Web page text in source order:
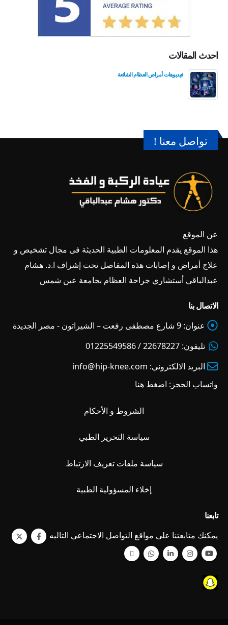
احدث المقالات
فيديوهات أمراض العظام الشائعة
تواصل معنا !
عن الموقع
هذا الموقع يقدم المعلومات الطبية الحديثة فى مجال تشخيص و
علاج أمراض و إصابات هذه المفاصل تحت إشراف ا.د. هشام
عبدالباقي أستشاري جراحة العظام بجامعة عين شمس
الاتصال بنا
عنوان: 9 شارع مصطفى رفعت – الشيراتون - مصر الجديدة
تليفون: 22678227 / 01225549586
البريد الالكتروني: info@hip-knee.com
واتساب الحجز: اضغط هنا
الشروط و الأحكام
سياسة التحرير الطبي
سياسة ملفات تعريف الارتباط
إخلاء المسؤولية الطبية
تابعنا
يمكنك متابعتنا على مواقع التواصل الاجتماعي التاليه